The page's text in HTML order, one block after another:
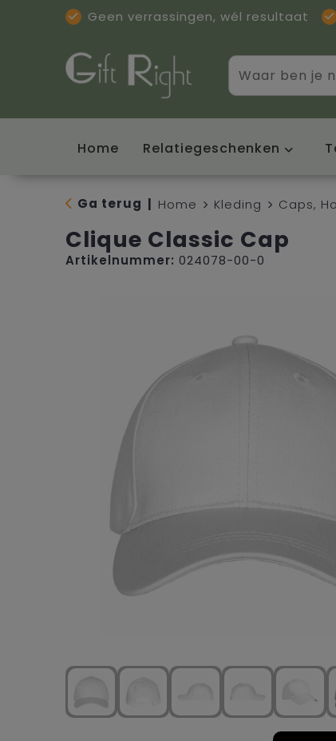
Geen verrassingen, wél resultaat
Home Relatiegeschenken
Ga terug Home Kleding Caps,
Clique Classic Cap
Artikelnummer: 024078-00-0